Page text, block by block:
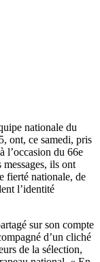
nationale du
ont, ce samedi, pris
l’occasion du 66e
ils ont
fierté nationale, de
l’identité
sur son compte
d’un cliché
de la sélection,